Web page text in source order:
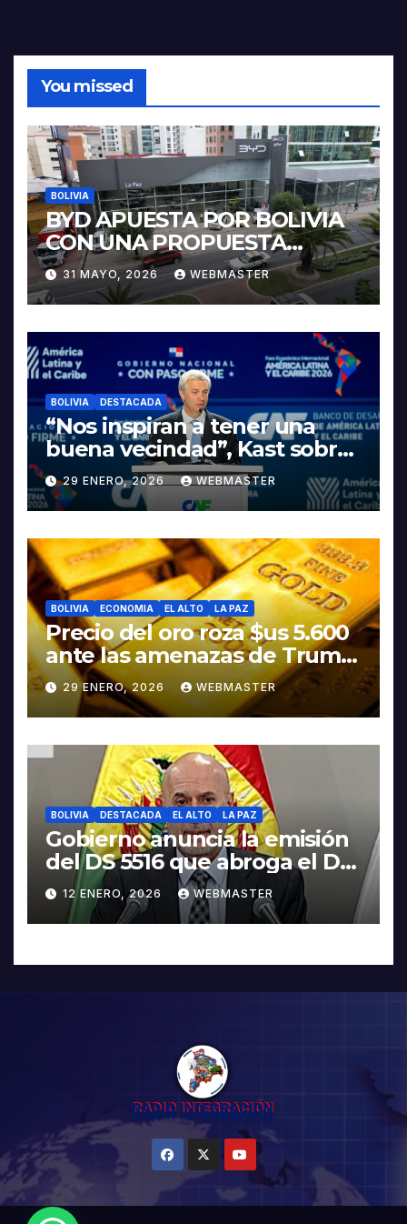
You missed
BOLIVIA
BYD APUESTA POR BOLIVIA
CON UNA PROPUESTA
INTEGRAL PARA IMPULSAR
LA ELECTROMOVILIDAD Y LA
INDUSTRIALIZACIÓN DEL
LITIO
31 MAYO, 2026 WEBMASTER
BOLIVIA DESTACADA
“Nos inspiran a tener una
buena vecindad”, Kast sobre
discurso del presidente
Rodrigo Paz
29 ENERO, 2026 WEBMASTER
BOLIVIA ECONOMIA EL ALTO LA PAZ
Precio del oro roza $us 5.600
ante las amenazas de Trump
contra Irán
29 ENERO, 2026 WEBMASTER
BOLIVIA DESTACADA EL ALTO LA PAZ
Gobierno anuncia la emisión
del DS 5516 que abroga el DS
5503
12 ENERO, 2026 WEBMASTER